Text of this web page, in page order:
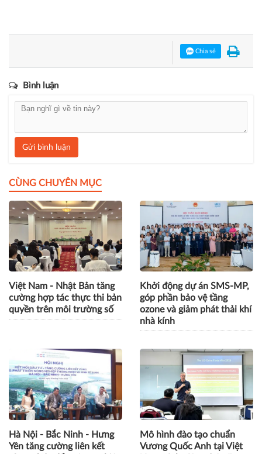
Thực tiễn Quản lý
Gửi bình luận
CÙNG CHUYÊN MỤC
Việt Nam - Nhật Bản tăng
cường hợp tác thực thi bản
quyền trên môi trường số
Khởi động dự án SMS-MP,
góp phần bảo vệ tầng
ozone và giảm phát thải khí
nhà kính